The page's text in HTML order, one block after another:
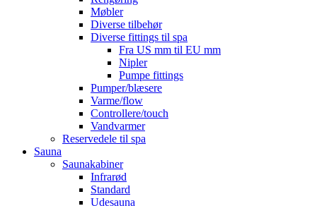
Møbler
Diverse tilbehør
Diverse fittings til spa
Fra US mm til EU mm
Nipler
Pumpe fittings
Pumper/blæsere
Varme/flow
Controllere/touch
Vandvarmer
Reservedele til spa
Sauna
Saunakabiner
Infrarød
Standard
Udesauna